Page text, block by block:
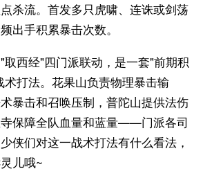
流。首发多只虎啸、连诛或剑荡
出手积累暴击次数。
西经"四门派联动，是一套"前期积
术打法。花果山负责物理暴击输
暴击和召唤压制，普陀山提供法伤
保障全队血量和蓝量——门派各司
侠们对这一战术打法有什么看法，
儿哦~